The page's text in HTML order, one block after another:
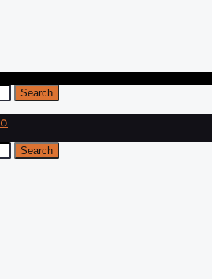
Search
Search